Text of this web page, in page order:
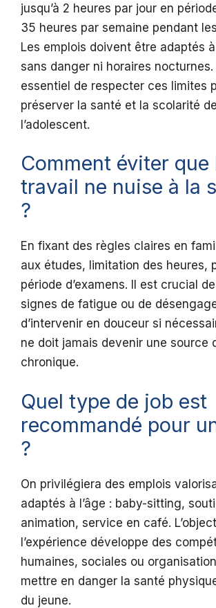
jusqu’à 2 heures par jour en
35 heures par semaine pendant
Les emplois doivent être adaptés
sans danger ni horaires nocturnes.
essentiel de respecter ces limites
préserver la santé et la scolarité de
l’adolescent.
Comment éviter que
travail ne nuise à la
?
En fixant des règles claires en
aux études, limitation des heures,
période d’examens. Il est crucial
signes de fatigue ou de
d’intervenir en douceur si
ne doit jamais devenir une source
chronique.
Quel type de job est
recommandé pour
?
On privilégiera des emplois
adaptés à l’âge : baby-sitting,
animation, service en café.
l’expérience développe des
humaines, sociales ou
mettre en danger la santé
du jeune.